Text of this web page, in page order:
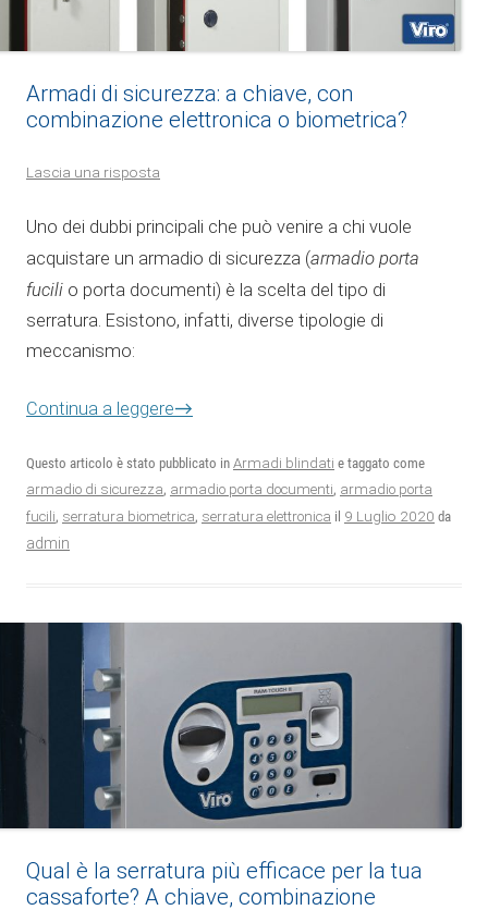
Armadi di sicurezza: a chiave, con
combinazione elettronica o biometrica?
Lascia una risposta
Uno dei dubbi principali che può venire a chi vuole
acquistare un armadio di sicurezza (armadio porta
fucili o porta documenti) è la scelta del tipo di
serratura. Esistono, infatti, diverse tipologie di
meccanismo:
Continua a leggere→
Questo articolo è stato pubblicato in Armadi blindati e taggato come
armadio di sicurezza, armadio porta documenti, armadio porta
fucili, serratura biometrica, serratura elettronica il 9 Luglio 2020 da
admin
Qual è la serratura più efficace per la tua
cassaforte? A chiave, combinazione